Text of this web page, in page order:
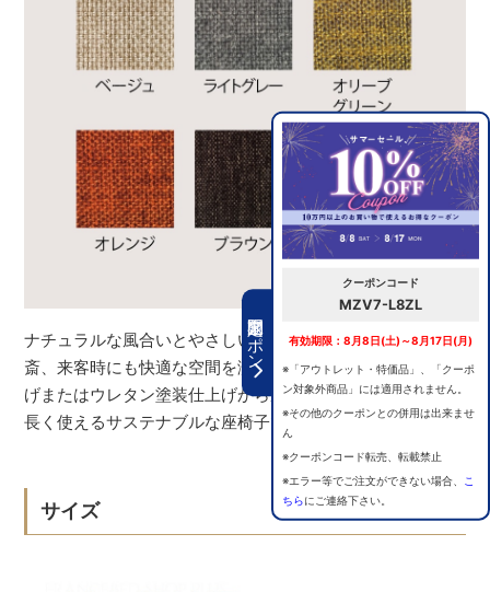
期間限定クーポン
クーポンコード
MZV7-L8ZL
有効期限：8月8日(土)～8月17日(月)
※「アウトレット・特価品」、「クーポ
ン対象外商品」には適用されません。
※その他のクーポンとの併用は出来ませ
ん
※クーポンコード転売、転載禁止
※エラー等でご注文ができない場合、
こ
ちらにご連絡下さい。
ナチュラルな風合いとやさしい座り心地が、リビングや書
斎、来客時にも快適な空間を演出します。 抗菌オイル仕上
げまたはウレタン塗装仕上げから選べる、環境にやさしく
長く使えるサステナブルな座椅子です。
サイズ